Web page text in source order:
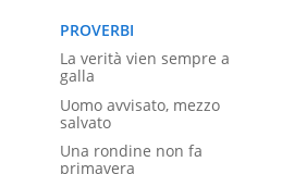
PROVERBI
La verità vien sempre a
galla
Uomo avvisato, mezzo
salvato
Una rondine non fa
primavera